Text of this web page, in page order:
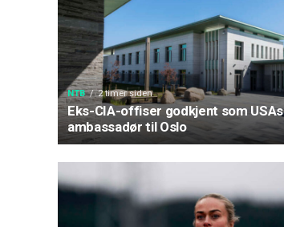
NTB 2 timer siden
Eks-CIA-offiser godkjent som USAs
ambassadør til Oslo